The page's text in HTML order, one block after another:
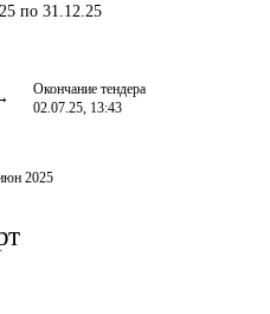
по 31.12.25
Окончание тендера
02.07.25, 13:43
2025